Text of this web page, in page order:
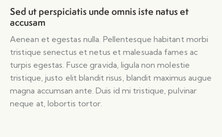
Sed ut perspiciatis unde omnis iste natus et
accusam
Aenean et egestas nulla. Pellentesque habitant morbi
tristique senectus et netus et malesuada fames ac
turpis egestas. Fusce gravida, ligula non molestie
tristique, justo elit blandit risus, blandit maximus augue
magna accumsan ante. Duis id mi tristique, pulvinar
neque at, lobortis tortor.